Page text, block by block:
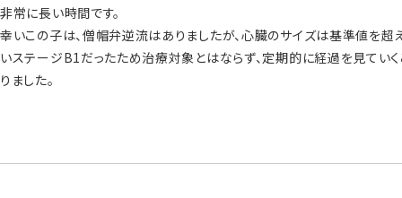
非常に長い時間です。
幸いこの子は、僧帽弁逆流はありましたが、心臓のサイズは基準値を超
いステージB1だったため治療対象とはならず、定期的に経過を見てい
りました。